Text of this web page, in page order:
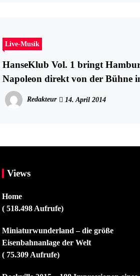
Live-Musik
HanseKlub Vol. 1 bringt
Napoleon direkt von der Bühne
Redakteur 14. April 2014
Views
Home
( 518.498 Aufrufe)
Miniaturwunderland – die größe
Eisenbahnanlage der Welt
( 75.309 Aufrufe)